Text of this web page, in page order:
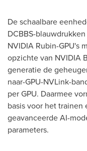
De schaalbare
DCBBS-
NVIDIA Rubin-GPU's
opzichte van NVIDIA
generatie de
naar-GPU-NVLink-
per GPU. Daarmee
basis voor het
geavanceerde AI-
parameters.